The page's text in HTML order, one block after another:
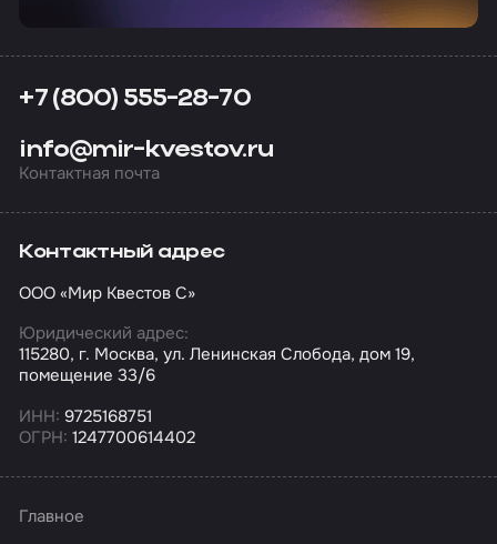
+7 (800) 555-28-70
info@mir-kvestov.ru
Контактная почта
Контактный адрес
ООО «Мир Квестов С»
Юридический адрес:
115280, г. Москва, ул. Ленинская Слобода, дом 19,
помещение 33/6
ИНН: 9725168751
ОГРН: 1247700614402
Главное